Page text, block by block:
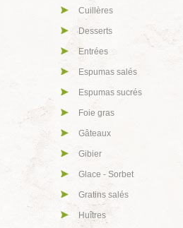
Cuillères
Desserts
Entrées
Espumas salés
Espumas sucrés
Foie gras
Gâteaux
Gibier
Glace - Sorbet
Gratins salés
Huîtres